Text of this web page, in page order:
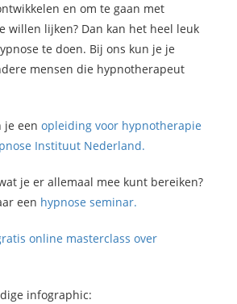
en om te gaan met
willen lijken? Dan kan het heel leuk
te doen. Bij ons kun je je
mensen die hypnotherapeut
je een opleiding voor hypnotherapie
Instituut Nederland.
je er allemaal mee kunt bereiken?
een hypnose seminar.
online masterclass over
infographic: